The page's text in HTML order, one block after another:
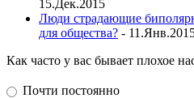
15.Дек.2015
Люди страдающие
для общества? -
Как часто у вас бывает плохое
Почти постоянно